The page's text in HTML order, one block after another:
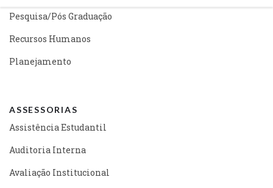
Pesquisa/Pós Graduação
Recursos Humanos
Planejamento
ASSESSORIAS
Assistência Estudantil
Auditoria Interna
Avaliação Institucional